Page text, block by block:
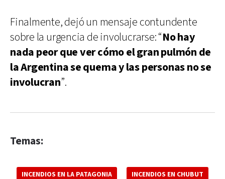
Finalmente, dejó un mensaje contundente
sobre la urgencia de involucrarse: “No hay
nada peor que ver cómo el gran pulmón de
la Argentina se quema y las personas no se
involucran”.
Temas:
INCENDIOS EN LA PATAGONIA INCENDIOS EN CHUBUT